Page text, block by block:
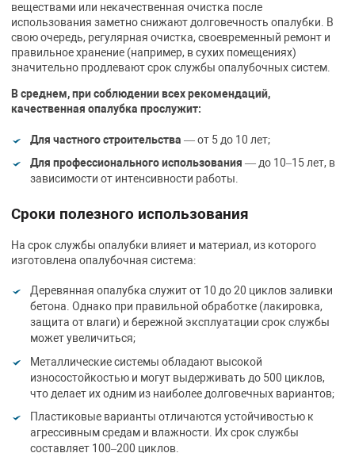
веществами или некачественная очистка после
использования заметно снижают долговечность опалубки. В
свою очередь, регулярная очистка, своевременный ремонт и
правильное хранение (например, в сухих помещениях)
значительно продлевают срок службы опалубочных систем.
В среднем, при соблюдении всех рекомендаций,
качественная опалубка прослужит:
Для частного строительства — от 5 до 10 лет;
Для профессионального использования — до 10–15 лет, в
зависимости от интенсивности работы.
Сроки полезного использования
На срок службы опалубки влияет и материал, из которого
изготовлена опалубочная система:
Деревянная опалубка служит от 10 до 20 циклов заливки
бетона. Однако при правильной обработке (лакировка,
защита от влаги) и бережной эксплуатации срок службы
может увеличиться;
Металлические системы обладают высокой
износостойкостью и могут выдерживать до 500 циклов,
что делает их одним из наиболее долговечных вариантов;
Пластиковые варианты отличаются устойчивостью к
агрессивным средам и влажности. Их срок службы
составляет 100–200 циклов.